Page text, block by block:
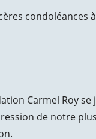
condoléances
Carmel Roy
de notre